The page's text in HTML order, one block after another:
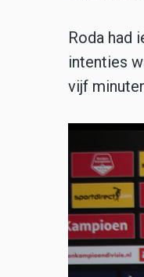
Roda had
intenties
vijf